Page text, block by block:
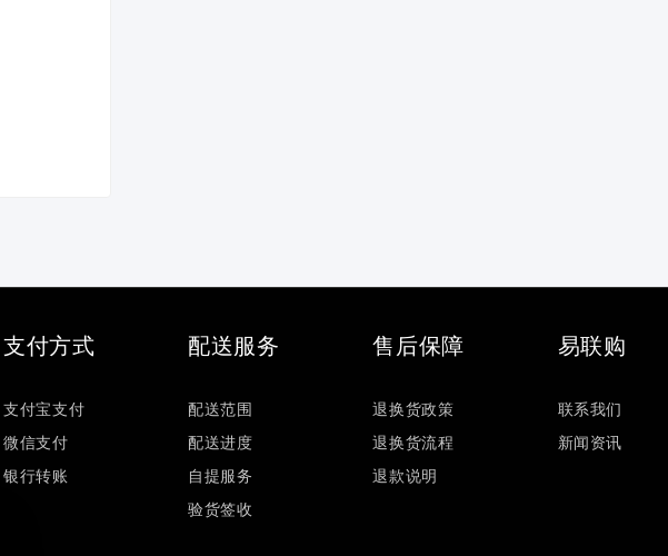
支付方式
支付宝支付
微信支付
银行转账
配送服务
配送范围
配送进度
自提服务
验货签收
售后保障
退换货政策
退换货流程
退款说明
易联购
联系我们
新闻资讯